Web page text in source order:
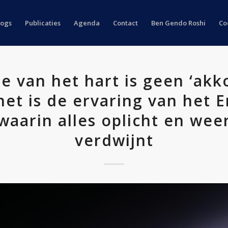
Publicaties Agenda Contact Ben Gendo Roshi
van het hart is geen
is de ervaring van het
alles oplicht en
verdwijnt